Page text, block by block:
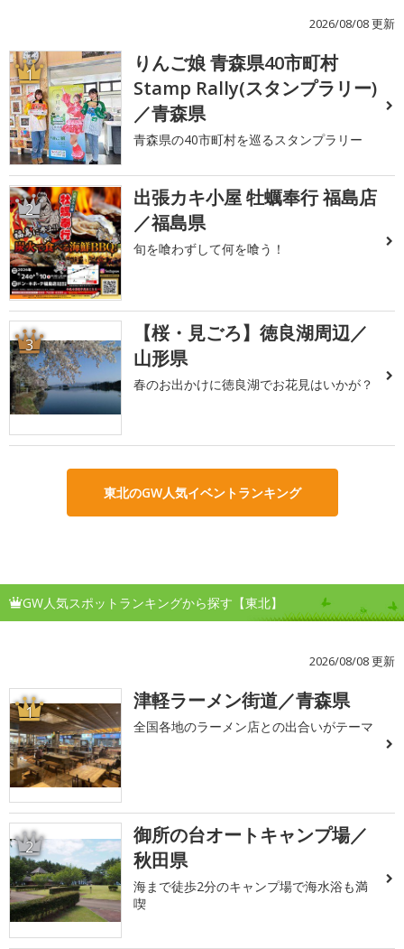
2026/08/08 更新
1
りんご娘 青森県40市町村
Stamp Rally(スタンプラリー)
／青森県
青森県の40市町村を巡るスタンプラリー
2
出張カキ小屋 牡蠣奉行 福島店
／福島県
旬を喰わずして何を喰う！
3
【桜・見ごろ】徳良湖周辺／
山形県
春のお出かけに徳良湖でお花見はいかが？
東北のGW人気イベントランキング
GW人気スポットランキングから探す【東北】
2026/08/08 更新
1 津軽ラーメン街道／青森県
全国各地のラーメン店との出合いがテーマ
2
御所の台オートキャンプ場／
秋田県
海まで徒歩2分のキャンプ場で海水浴も満
喫